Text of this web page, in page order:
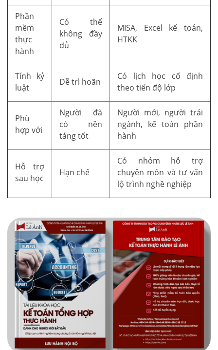
Phần
mềm
thực
hành
Có thể
không đầy
đủ
MISA, Excel kế toán,
HTKK
Tính kỷ
luật
Dễ trì hoãn
Có lịch học cố định
theo tiến độ lớp
Phù
hợp với
Người đã
có nền
tảng tốt
Người mới, người trái
ngành, kế toán phần
hành
Hỗ trợ
sau học
Hạn chế
Có nhóm hỗ trợ
chuyên môn và tư vấn
lộ trình nghề nghiệp